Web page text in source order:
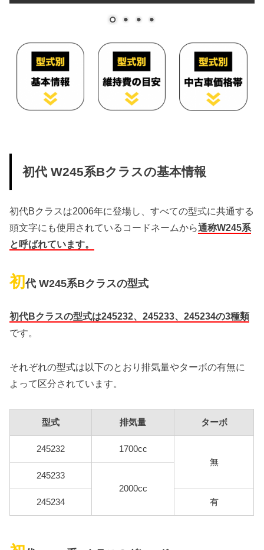
初代 W245系Bクラスの基本情報
初代Bクラスは2006年に登場し、すべての型式に共通する
頭文字にも使用されているコードネームから通称W245系
と呼ばれています。
初代 W245系Bクラスの型式
初代Bクラスの型式は245232、245233、245234の3種類
です。
それぞれの型式は以下のとおり排気量やターボの有無に
よって区分されています。
型式 排気量 ターボ
245232
1700cc
無
245233
2000cc
245234
有